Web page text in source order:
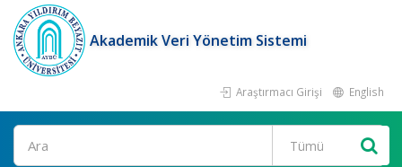
Akademik Veri Yönetim Sistemi
Araştırmacı Girişi English
Ara